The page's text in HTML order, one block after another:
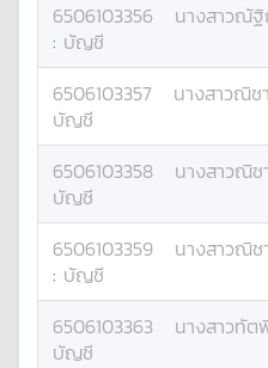
6506103356 นางสาวณัฐิ
: บัญชี
6506103357 นางสาวณิชา
บัญชี
6506103358 นางสาวณิช
บัญชี
6506103359 นางสาวณิช
: บัญชี
6506103363 นางสาวทัต
บัญชี